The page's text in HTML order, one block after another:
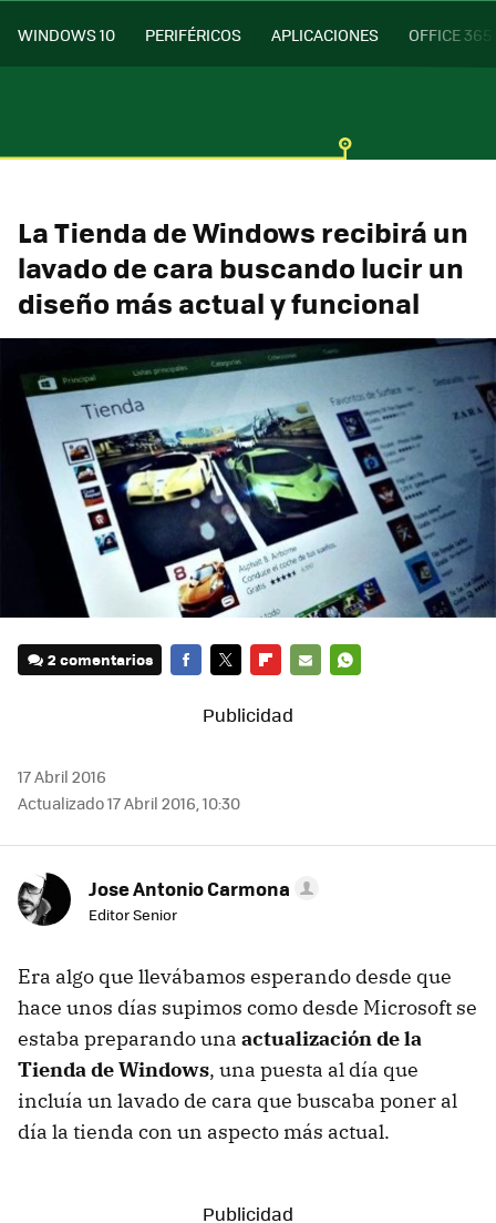
WINDOWS 10 PERIFÉRICOS APLICACIONES OFFICE 365
La Tienda de Windows recibirá un
lavado de cara buscando lucir un
diseño más actual y funcional
2 comentarios
MAIL
17 Abril 2016
Actualizado 17 Abril 2016, 10:30
Jose Antonio Carmona
Editor Senior
Era algo que llevábamos esperando desde que
hace unos días supimos como desde Microsoft se
estaba preparando una actualización de la
Tienda de Windows, una puesta al día que
incluía un lavado de cara que buscaba poner al
día la tienda con un aspecto más actual.